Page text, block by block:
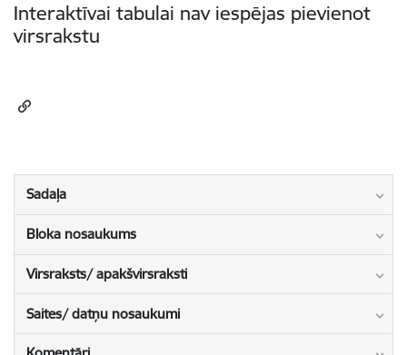
Interaktīvai tabulai nav iespējas pievienot
virsrakstu
Sadaļa
Bloka nosaukums
Virsraksts/ apakšvirsraksti
Saites/ datņu nosaukumi